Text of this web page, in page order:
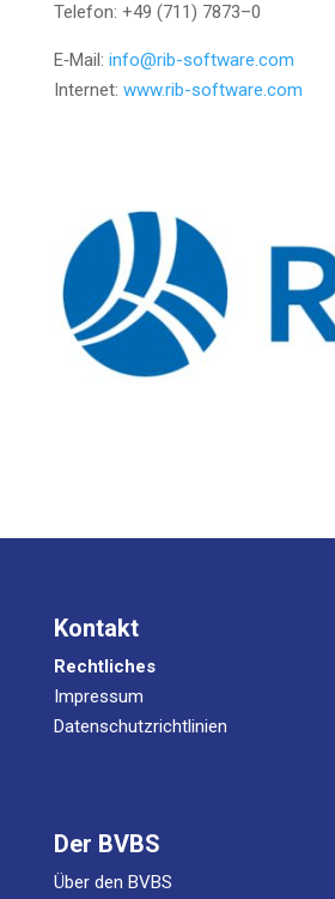
Tele­fon: +49 (711) 7873–0
E‑Mail: info@rib-software.com
Inter­net: www.rib-software.com
Kontakt
Rechtliches
Impressum
Datenschutzrichtlinien
Der BVBS
Über den BVBS